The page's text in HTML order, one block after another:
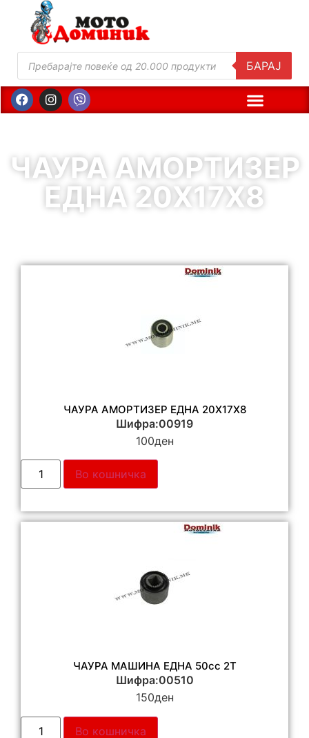
БАРАЈ
ЧАУРА АМОРТИЗЕР
ЕДНА 20Х17Х8
ЧАУРА АМОРТИЗЕР ЕДНА 20Х17Х8
Шифра:00919
100ден
Во кошничка
ЧАУРА МАШИНА ЕДНА 50сс 2Т
Шифра:00510
150ден
Во кошничка